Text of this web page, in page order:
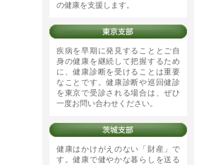
の健康を支援します。
疾病を早期に発見することとご自
身の健康を継続して把握するため
に、健康診断を受けることは重要
なことです。健康診断や巡回健診
を東京で受診される場合は、ぜひ
一度お問い合わせください。
健康はかけがえのない「財産」で
す。健康で健やかな暮らしを送る